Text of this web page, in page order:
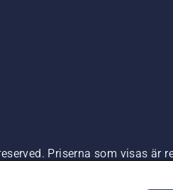
Priserna som visas är